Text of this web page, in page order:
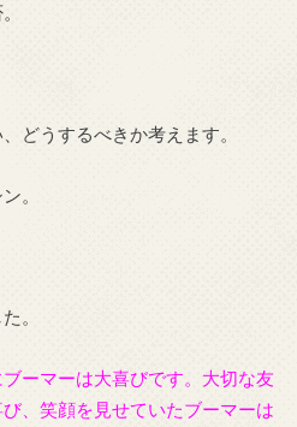
どうするべきか考えます。
。
。
ーマーは大喜びです。大切な友
、笑顔を見せていたブーマーは